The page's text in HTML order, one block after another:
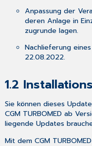
die
Sie
nach
Update
selbst
müssen
CGM
SMART
UPDATE
CGM
Anpassung der
deren Anlage in
zugrunde lagen.
Nachlieferung
22.08.2022.
1.2
Sie können dieses
CGM TURBOMED ab
liegende Updates
Mit demCGM